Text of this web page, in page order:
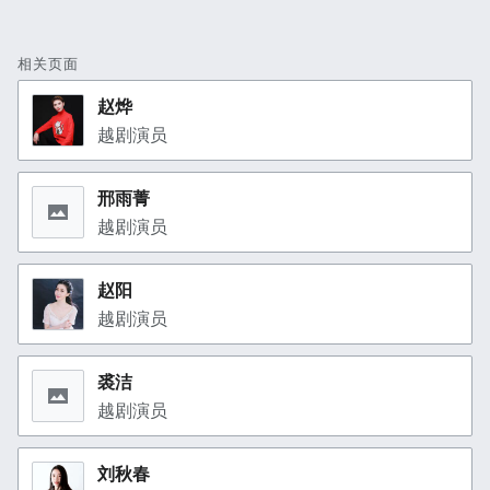
相关页面
赵烨
越剧演员
邢雨菁
越剧演员
赵阳
越剧演员
裘洁
越剧演员
刘秋春